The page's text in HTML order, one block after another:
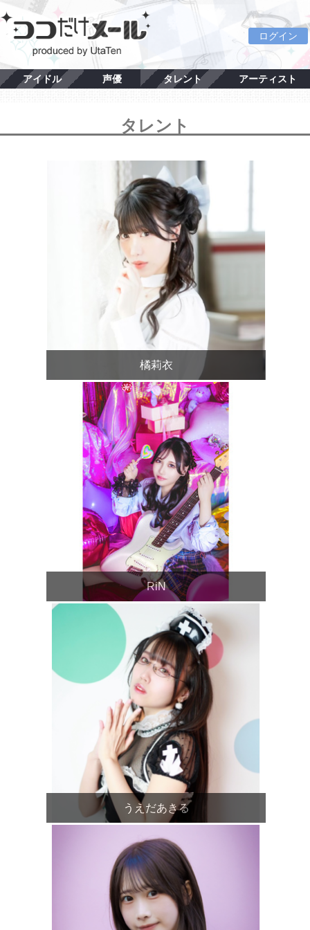
ログイン
アイドル 声優 タレント アーティスト
タレント
橘莉衣
RiN
うえだあきる